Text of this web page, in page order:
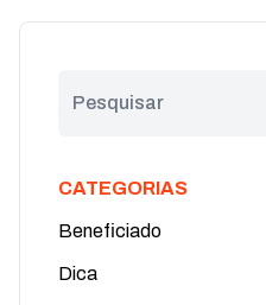
CATEGORIAS
Beneficiado
Dica